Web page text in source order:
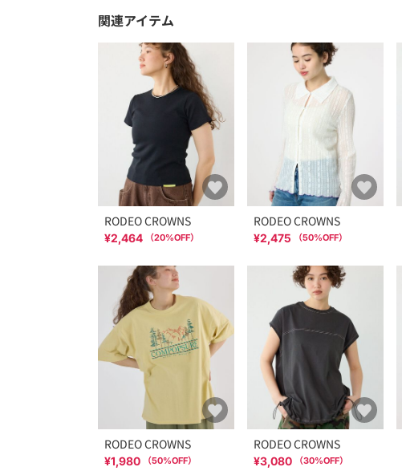
関連アイテム
RODEO CROWNS
¥2,464 （20%OFF）
RODEO CROWNS
¥2,475 （50%OFF）
RODEO CROWNS
¥1,980 （50%OFF）
RODEO CROWNS
¥3,080 （30%OFF）